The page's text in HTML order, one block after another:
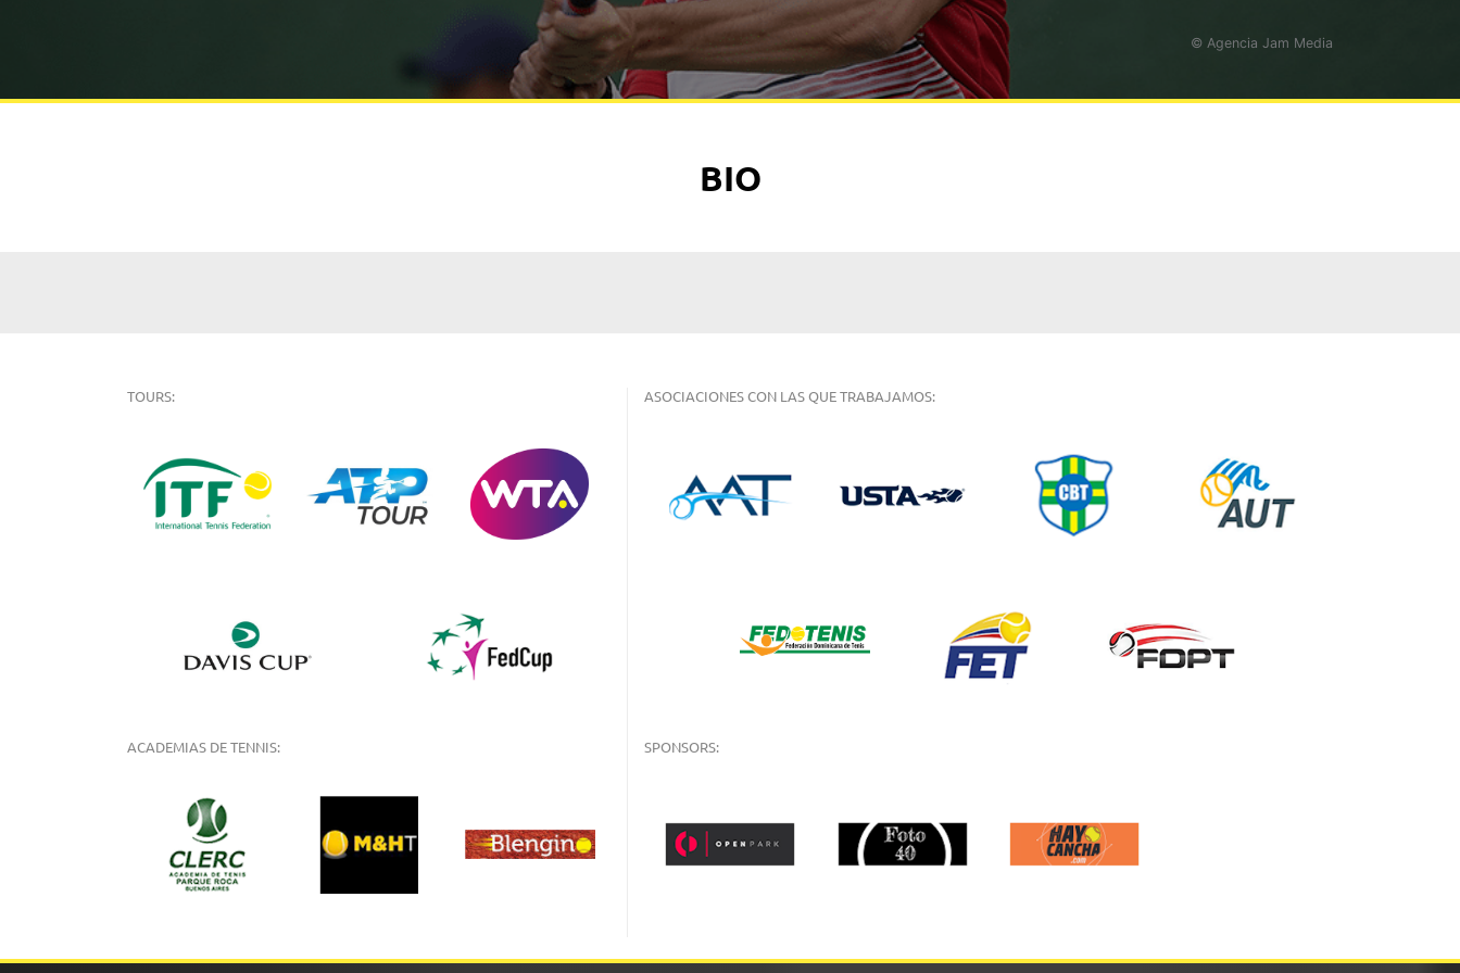
© Agencia Jam Media
BIO
TOURS:
ACADEMIAS DE TENNIS:
ASOCIACIONES CON LAS QUE TRABAJAMOS:
SPONSORS: